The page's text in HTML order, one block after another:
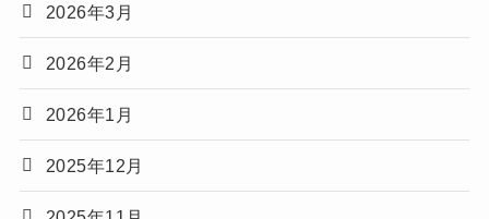
2026年3月
2026年2月
2026年1月
2025年12月